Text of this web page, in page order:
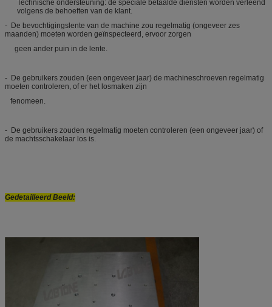
Technische ondersteuning: de speciale betaalde diensten worden verleend
volgens de behoeften van de klant.
- De bevochtigingslente van de machine zou regelmatig (ongeveer zes
maanden) moeten worden geïnspecteerd, ervoor zorgen
geen ander puin in de lente.
- De gebruikers zouden (een ongeveer jaar) de machineschroeven regelmatig
moeten controleren, of er het losmaken zijn
fenomeen.
- De gebruikers zouden regelmatig moeten controleren (een ongeveer jaar) of
de machtsschakelaar los is.
Gedetailleerd Beeld: